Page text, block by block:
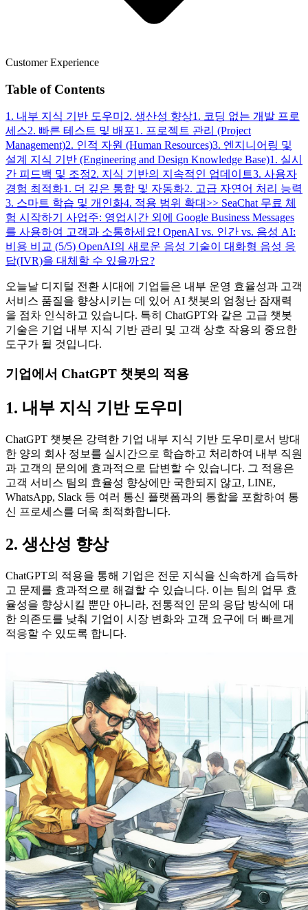
Customer Experience
Table of Contents
1. 내부 지식 기반 도우미 2. 생산성 향상1. 코딩 없는 개발 프로
세스2. 빠른 테스트 및 배포1. 프로젝트 관리 (Project
Management)2. 인적 자원 (Human Resources)3. 엔지니어링 및
설계 지식 기반 (Engineering and Design Knowledge Base)1. 실시
간 피드백 및 조정2. 지식 기반의 지속적인 업데이트3. 사용자
경험 최적화1. 더 깊은 통합 및 자동화2. 고급 자연어 처리 능력
3. 스마트 학습 및 개인화4. 적용 범위 확대>> SeaChat 무료 체
험 시작하기
사업주: 영업시간 외에 Google Business Messages
를 사용하여 고객과 소통하세요! OpenAI vs. 인간 vs. 음성 AI:
비용 비교 (5/5) OpenAI의 새로운 음성 기술이 대화형 음성 응
답(IVR)을 대체할 수 있을까요?
오늘날 디지털 전환 시대에 기업들은 내부 운영 효율성과 고객
서비스 품질을 향상시키는 데 있어 AI 챗봇의 엄청난 잠재력
을 점차 인식하고 있습니다. 특히 ChatGPT와 같은 고급 챗봇
기술은 기업 내부 지식 기반 관리 및 고객 상호 작용의 중요한
도구가 될 것입니다.
기업에서 ChatGPT 챗봇의 적용
1. 내부 지식 기반 도우미
ChatGPT 챗봇은 강력한 기업 내부 지식 기반 도우미로서 방대
한 양의 회사 정보를 실시간으로 학습하고 처리하여 내부 직원
과 고객의 문의에 효과적으로 답변할 수 있습니다. 그 적용은
고객 서비스 팀의 효율성 향상에만 국한되지 않고, LINE,
WhatsApp, Slack 등 여러 통신 플랫폼과의 통합을 포함하여 통
신 프로세스를 더욱 최적화합니다.
2. 생산성 향상
ChatGPT의 적용을 통해 기업은 전문 지식을 신속하게 습득하
고 문제를 효과적으로 해결할 수 있습니다. 이는 팀의 업무 효
율성을 향상시킬 뿐만 아니라, 전통적인 문의 응답 방식에 대
한 의존도를 낮춰 기업이 시장 변화와 고객 요구에 더 빠르게
적응할 수 있도록 합니다.